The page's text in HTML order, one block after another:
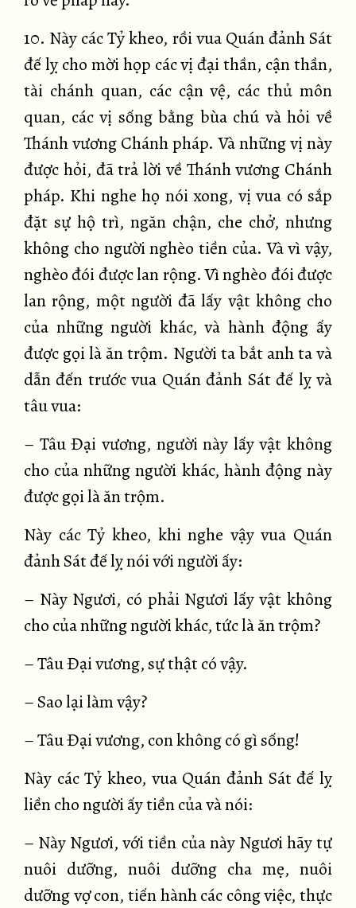
10. Này các Tỷ kheo, rồi vua Quán đảnh Sát
đế lỵ cho mời họp các vị đại thần, cận thần,
tài chánh quan, các cận vệ, các thủ môn
quan, các vị sống bằng bùa chú và hỏi về
Thánh vương Chánh pháp. Và những vị này
được hỏi, đã trả lời về Thánh vương Chánh
pháp. Khi nghe họ nói xong, vị vua có sắp
đặt sự hộ trì, ngăn chận, che chở, nhưng
không cho người nghèo tiền của. Và vì vậy,
nghèo đói được lan rộng. Vì nghèo đói được
lan rộng, một người đã lấy vật không cho
của những người khác, và hành động ấy
được gọi là ăn trộm. Người ta bắt anh ta và
dẫn đến trước vua Quán đảnh Sát đế lỵ và
tâu vua:
– Tâu Đại vương, người này lấy vật không
cho của những người khác, hành động này
được gọi là ăn trộm.
Này các Tỷ kheo, khi nghe vậy vua Quán
đảnh Sát đế lỵ nói với người ấy:
– Này Ngươi, có phải Ngươi lấy vật không
cho của những người khác, tức là ăn trộm?
– Tâu Đại vương, sự thật có vậy.
– Sao lại làm vậy?
– Tâu Đại vương, con không có gì sống!
Này các Tỷ kheo, vua Quán đảnh Sát đế lỵ
liền cho người ấy tiền của và nói:
– Này Ngươi, với tiền của này Ngươi hãy tự
nuôi dưỡng, nuôi dưỡng cha mẹ, nuôi
dưỡng vợ con, tiến hành các công việc, thực